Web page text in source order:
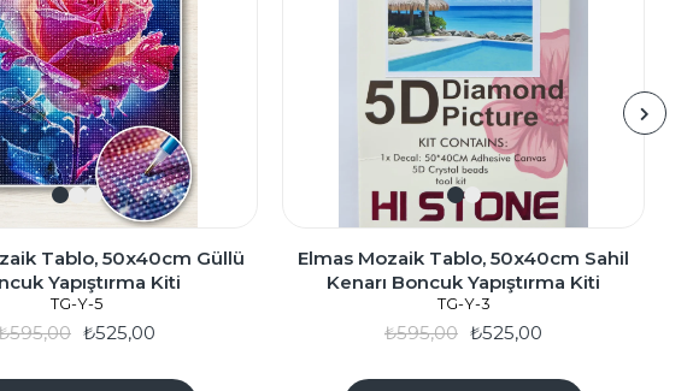
Tablo, 50x40cm Güllü
Yapıştırma Kiti
TG-Y-5
₺525,00
Elmas Mozaik Tablo, 50x40cm Sahil
Kenarı Boncuk Yapıştırma Kiti
TG-Y-3
₺525,00
₺595,00